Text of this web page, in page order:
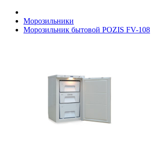
Морозильники
Морозильник бытовой POZIS FV-108